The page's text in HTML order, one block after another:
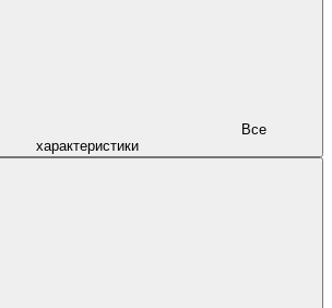
характеристики